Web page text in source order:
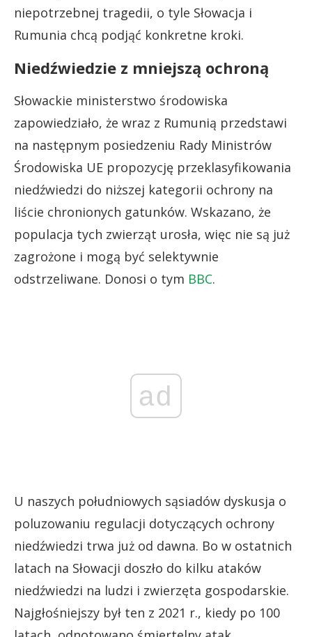
niepotrzebnej tragedii, o tyle Słowacja i
Rumunia chcą podjąć konkretne kroki.
Niedźwiedzie z mniejszą ochroną
Słowackie ministerstwo środowiska
zapowiedziało, że wraz z Rumunią przedstawi
na następnym posiedzeniu Rady Ministrów
Środowiska UE propozycję przeklasyfikowania
niedźwiedzi do niższej kategorii ochrony na
liście chronionych gatunków. Wskazano, że
populacja tych zwierząt urosła, więc nie są już
zagrożone i mogą być selektywnie
odstrzeliwane. Donosi o tym BBC.
ad
U naszych południowych sąsiadów dyskusja o
poluzowaniu regulacji dotyczących ochrony
niedźwiedzi trwa już od dawna. Bo w ostatnich
latach na Słowacji doszło do kilku ataków
niedźwiedzi na ludzi i zwierzęta gospodarskie.
Najgłośniejszy był ten z 2021 r., kiedy po 100